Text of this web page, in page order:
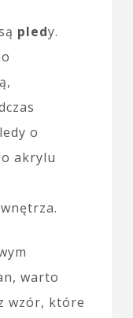
pledy.
o
akrylu
warto
wzór, które